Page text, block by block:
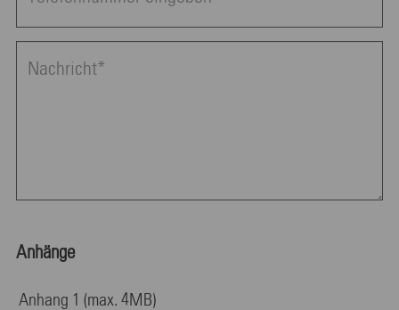
Anhänge
Anhang 1 (max. 4MB)